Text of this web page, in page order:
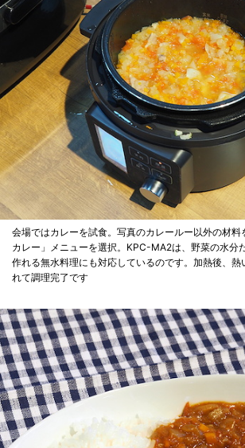
会場ではカレーを試食。写真のカレールー以外の材料
カレー」メニューを選択。KPC-MA2は、野菜の水分
作れる無水料理にも対応しているのです。加熱後、熱
れて調理完了です